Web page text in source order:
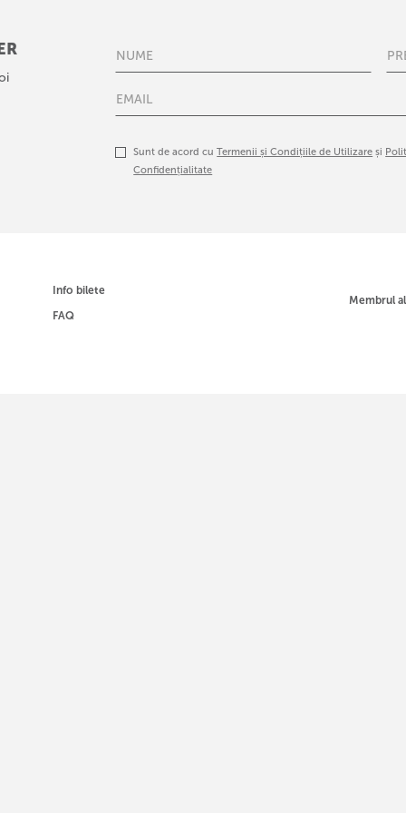
Sunt de acord cuTermenii și Condițiile de Utilizare și
Confidențialitate
Info bilete
FAQ
Membrul al